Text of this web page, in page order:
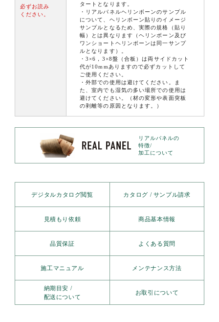
必ずお読み
ください。
タートとなります。
・リアルパネルヘリンボーンのサンプル
について、ヘリンボーン貼りのイメージ
サンプルとなるため、実際の規格（貼り
幅）とは異なります（ヘリンボーン及び
ワンショートヘリンボーンは同一サンプ
ルとなります）。
・3×6，3×8盤（合板）は両サイドカット
代が10mmありますので必ずカットして
ご使用ください。
・外部での使用は避けてください。ま
た、室内でも湿気の多い場所での使用は
避けてください。（材の変形や表面突板
の剥離等の原因となります。）
リアルパネルの
特徴/
加工について
デジタルカタログ閲覧 カタログ / サンプル請求
見積もり依頼 商品基本情報
品質保証 よくある質問
施工マニュアル メンテナンス方法
納期目安 /
配送について
お取引について